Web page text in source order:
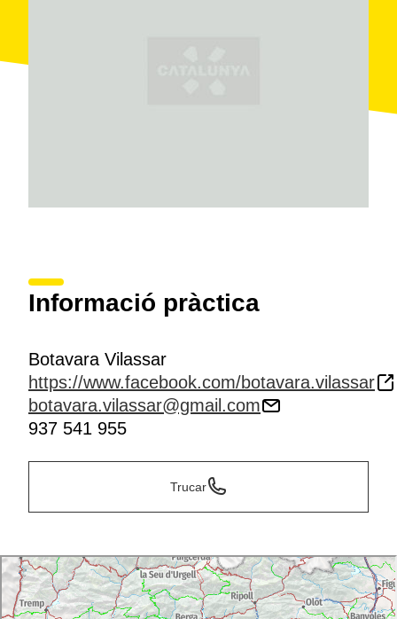
Informació pràctica
Botavara Vilassar
https://www.facebook.com/botavara.vilassar
botavara.vilassar@gmail.com
937 541 955
Trucar